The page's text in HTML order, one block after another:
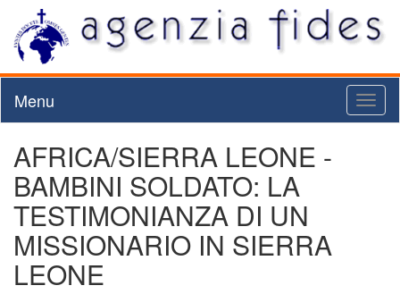
Menu
AFRICA/SIERRA LEONE -
BAMBINI SOLDATO: LA
TESTIMONIANZA DI UN
MISSIONARIO IN SIERRA
LEONE